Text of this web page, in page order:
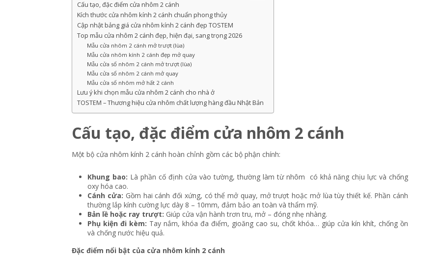
Cấu tạo, đặc điểm cửa nhôm 2 cánh
Kích thước cửa nhôm kính 2 cánh chuẩn phong thủy
Cập nhật bảng giá cửa nhôm kính 2 cánh đẹp TOSTEM
Top mẫu cửa nhôm 2 cánh đẹp, hiện đại, sang trọng 2026
Mẫu cửa nhôm 2 cánh mở trượt (lùa)
Mẫu cửa nhôm kính 2 cánh đẹp mở quay
Mẫu cửa sổ nhôm 2 cánh mở trượt (lùa)
Mẫu cửa sổ nhôm 2 cánh mở quay
Mẫu cửa sổ nhôm mở hất 2 cánh
Lưu ý khi chọn mẫu cửa nhôm 2 cánh cho nhà ở
TOSTEM – Thương hiệu cửa nhôm chất lượng hàng đầu Nhật Bản
Cấu tạo, đặc điểm cửa nhôm 2 cánh
Một bộ cửa nhôm kính 2 cánh hoàn chỉnh gồm các bộ phận chính:
Khung bao: Là phần cố định cửa vào tường, thường làm từ nhôm có khả năng chịu lực và chống
oxy hóa cao.
Cánh cửa: Gồm hai cánh đối xứng, có thể mở quay, mở trượt hoặc mở lùa tùy thiết kế. Phần cánh
thường lắp kính cường lực dày 8 – 10mm, đảm bảo an toàn và thẩm mỹ.
Bản lề hoặc ray trượt: Giúp cửa vận hành trơn tru, mở – đóng nhẹ nhàng.
Phụ kiện đi kèm: Tay nắm, khóa đa điểm, gioăng cao su, chốt khóa… giúp cửa kín khít, chống ồn
và chống nước hiệu quả.
Đặc điểm nổi bật của cửa nhôm kính 2 cánh